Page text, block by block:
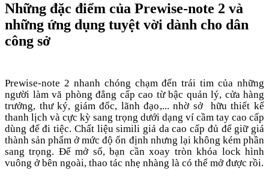
Những đặc điểm của Prewise-note 2 và
những ứng dụng tuyệt vời dành cho dân
công sở
Prewise-note 2 nhanh chóng chạm đến trái tim của những
người làm vă phòng đẳng cấp cao từ bậc quản lý, cửa hàng
trưởng, thư ký, giám đốc, lãnh đạo,... nhờ sở hữu thiết kế
thanh lịch và cực kỳ sang trọng dưới dạng ví cầm tay cao cấp
dùng để đi tiệc. Chất liệu simili giả da cao cấp đủ để giữ giá
thành sản phẩm ở mức độ ổn định nhưng lại không kém phần
sang trọng. Để mở sổ, bạn cần xoay tròn khóa lock hình
vuông ở bên ngoài, thao tác nhẹ nhàng là có thể mở được rồi.